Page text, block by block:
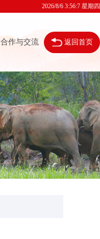
2026/8/6 3:56:8 星期四
合作与交流 返回首页